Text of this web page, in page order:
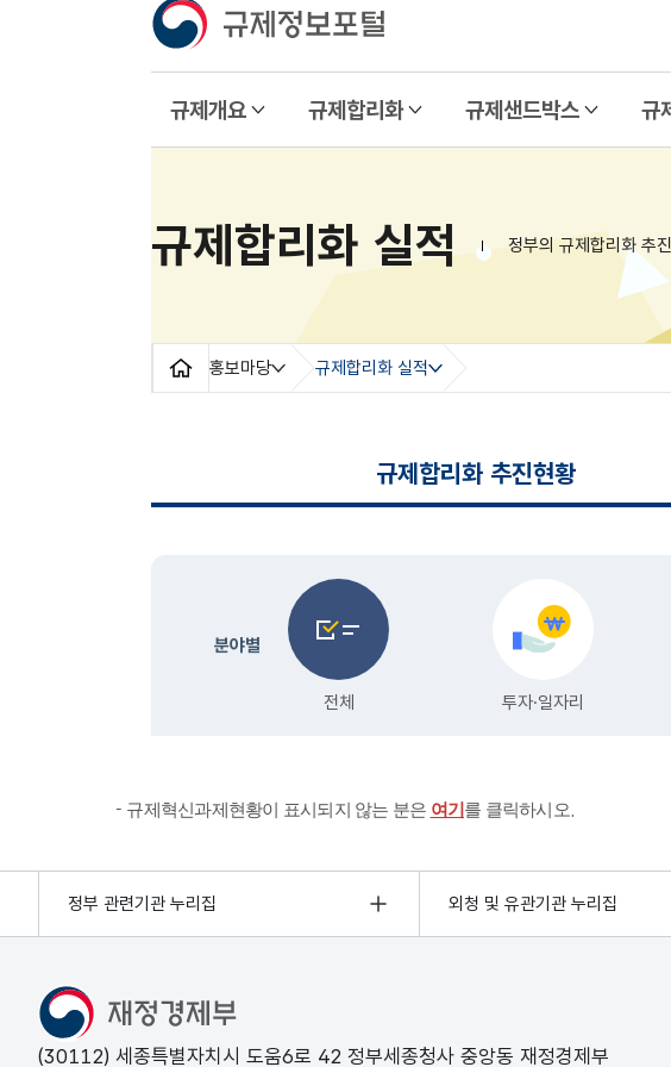
규제혁신과제현황이 표시되지 않는 분은 여기를 클릭하시오.
정부 관련기관 누리집 외청 및 유관기관 누리집
(30112) 세종특별자치시 도움6로 42 정부세종청사 중앙동 재정경제부